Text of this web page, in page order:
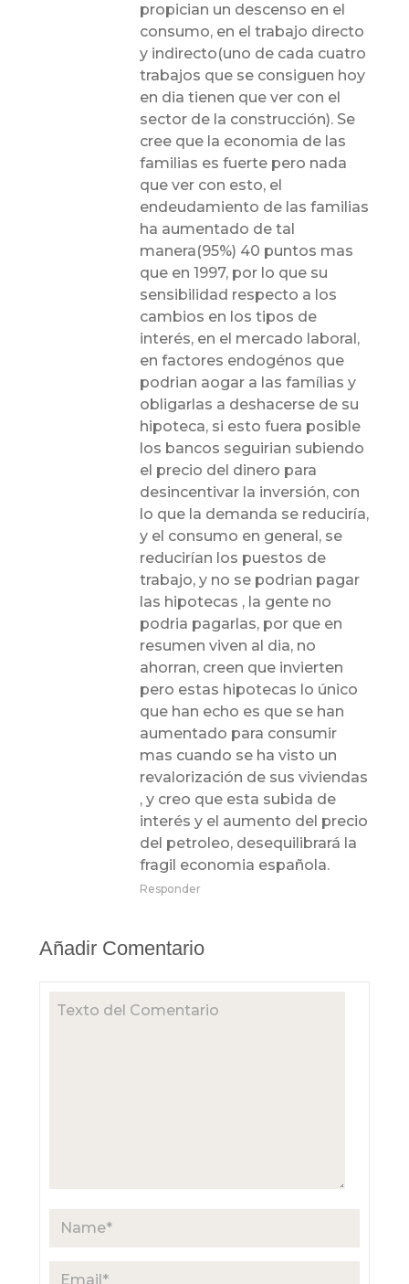
propician un descenso en el
consumo, en el trabajo directo
y indirecto(uno de cada cuatro
trabajos que se consiguen hoy
en dia tienen que ver con el
sector de la construcción). Se
cree que la economia de las
familias es fuerte pero nada
que ver con esto, el
endeudamiento de las familias
ha aumentado de tal
manera(95%) 40 puntos mas
que en 1997, por lo que su
sensibilidad respecto a los
cambios en los tipos de
interés, en el mercado laboral,
en factores endogénos que
podrian aogar a las famílias y
obligarlas a deshacerse de su
hipoteca, si esto fuera posible
los bancos seguirian subiendo
el precio del dinero para
desincentivar la inversión, con
lo que la demanda se reduciría,
y el consumo en general, se
reducirían los puestos de
trabajo, y no se podrian pagar
las hipotecas , la gente no
podria pagarlas, por que en
resumen viven al dia, no
ahorran, creen que invierten
pero estas hipotecas lo único
que han echo es que se han
aumentado para consumir
mas cuando se ha visto un
revalorización de sus viviendas
, y creo que esta subida de
interés y el aumento del precio
del petroleo, desequilibrará la
fragil economia española.
Responder
Añadir Comentario